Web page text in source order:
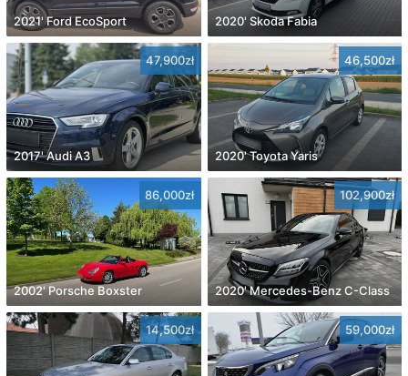
2021' Ford EcoSport 2020' Skoda Fabia
47,900zł
2017' Audi A3
46,500zł
2020' Toyota Yaris
86,000zł
2002' Porsche Boxster
102,900zł
2020' Mercedes-Benz C-Class
14,500zł 59,000zł